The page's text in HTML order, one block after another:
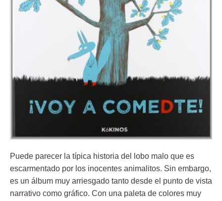
Puede parecer la típica historia del lobo malo que es
escarmentado por los inocentes animalitos. Sin embargo,
es un álbum muy arriesgado tanto desde el punto de vista
narrativo como gráfico. Con una paleta de colores muy